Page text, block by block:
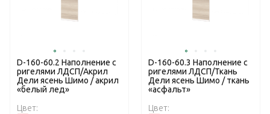
D-160-60.2 Наполнение с
ригелями ЛДСП/Акрил
Дели ясень Шимо / акрил
«белый лед»
Цвет:
D-160-60.3 Наполнение с
ригелями ЛДСП/Ткань
Дели ясень Шимо / ткань
«асфальт»
Цвет: